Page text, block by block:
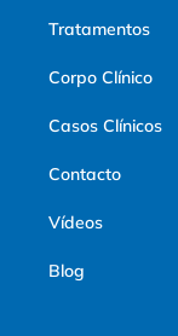
Tratamentos
Corpo Clínico
Casos Clínicos
Contacto
Vídeos
Blog